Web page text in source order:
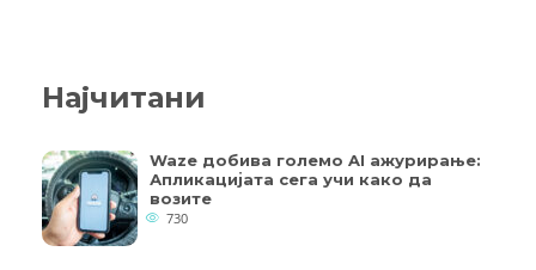
Најчитани
Waze добива големо AI ажурирање:
Апликацијата сега учи како да
возите
730